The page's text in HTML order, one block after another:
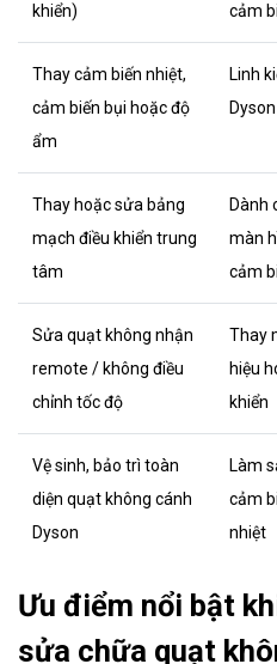
khiển)
cảm
Thay cảm biến nhiệt,
cảm biến bụi hoặc độ
ẩm
Linh
Dyson
Thay hoặc sửa bảng
mạch điều khiển trung
tâm
Dành
màn
cảm
Sửa quạt không nhận
remote / không điều
chỉnh tốc độ
Thay
hiệu
khiển
Vệ sinh, bảo trì toàn
diện quạt không cánh
Dyson
Làm
cảm
nhiệt
Ưu điểm nổi bật
sửa chữa quạt